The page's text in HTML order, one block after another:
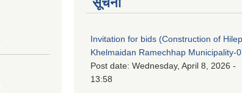
Invitation for bids (Construction of
Khelmaidan Ramechhap Municipality-
Post date: Wednesday, April 8, 2026 -
13:58